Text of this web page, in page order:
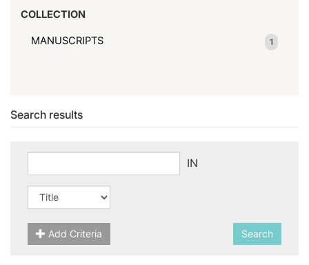
COLLECTION
MANUSCRIPTS 1
Search results
IN
Add Criteria Search